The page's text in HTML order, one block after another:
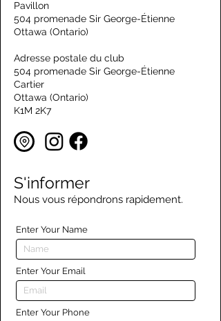
Pavillon
504 promenade Sir George-Étienne
Ottawa (Ontario)
Adresse postale du club
504 promenade Sir George-Étienne
Cartier
Ottawa (Ontario)
K1M 2K7
S'informer
Nous vous répondrons rapidement.
Enter Your Name
Enter Your Email
Enter Your Phone